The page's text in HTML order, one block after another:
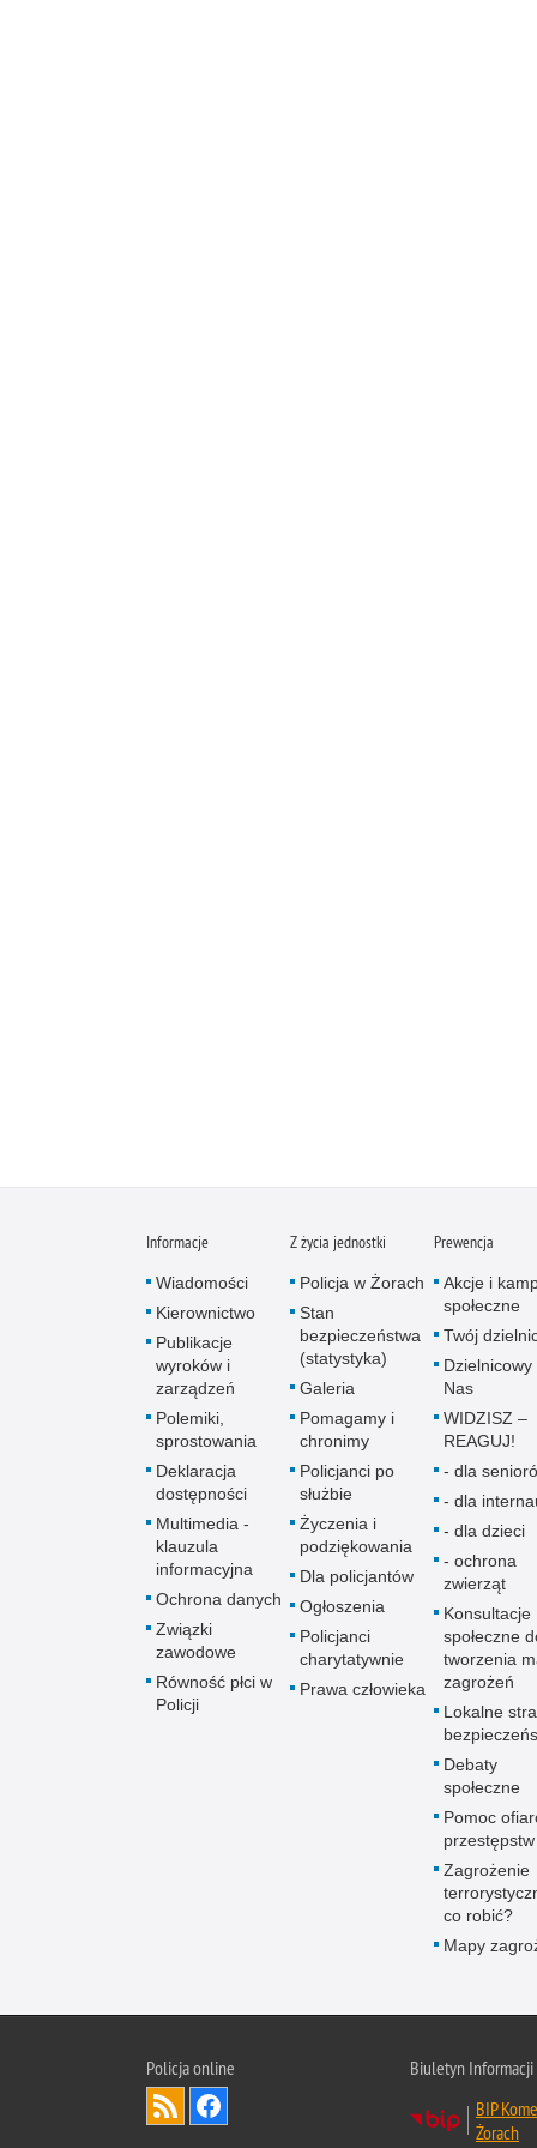
Informacje
Wiadomości
Kierownictwo
Publikacje
wyroków i
zarządzeń
Polemiki,
sprostowania
Deklaracja
dostępności
Multimedia -
klauzula
informacyjna
Ochrona danych
Związki
zawodowe
Równość płci w
Policji
Z życia jednostki
Policja w Żorach
Stan
bezpieczeństwa
(statystyka)
Galeria
Pomagamy i
chronimy
Policjanci po
służbie
Życzenia i
podziękowania
Dla policjantów
Ogłoszenia
Policjanci
charytatywnie
Prawa człowieka
Prewencja
Akcje i
społeczne
Twój
Dzielnicowy
Nas
WIDZISZ –
REAGUJ!
- dla
- dla
- dla dzieci
- ochrona
zwierząt
Konsultacje
społeczne
tworzenia
zagrożeń
Lokalne
Debaty
społeczne
Pomoc
przestępstw
Zagrożenie
co robić?
Mapy
Policja online
Biuletyn
BIP
Żorach